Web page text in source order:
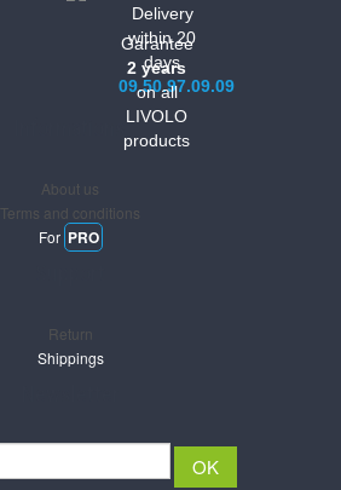
Delivery
within 20
days
09.50.97.09.09
Garantee
2 years
on all
LIVOLO
products
About us
Terms and conditions
For PRO
Return
Shippings